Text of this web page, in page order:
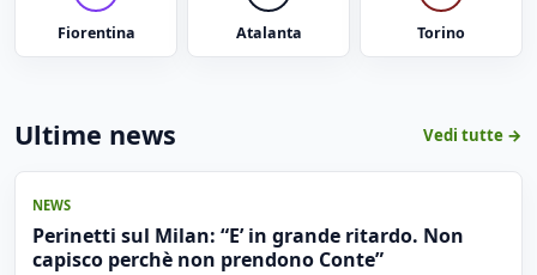
Fiorentina Atalanta Torino
Ultime news Vedi tutte →
NEWS
Perinetti sul Milan: “E’ in grande ritardo. Non
capisco perchè non prendono Conte”